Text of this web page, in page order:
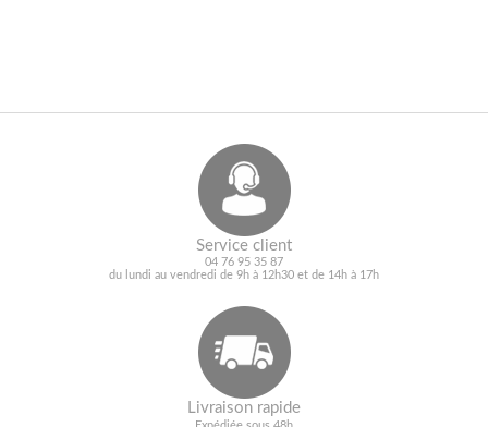
Service client
04 76 95 35 87
du lundi au vendredi de 9h à 12h30 et de 14h à 17h
Livraison rapide